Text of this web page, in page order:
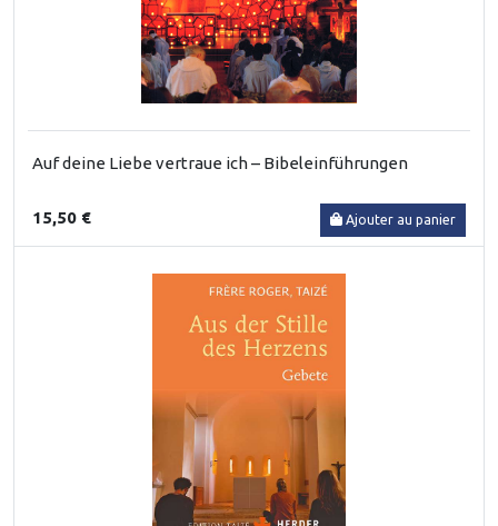
Auf deine Liebe vertraue ich – Bibeleinführungen
15,50 € Ajouter au panier